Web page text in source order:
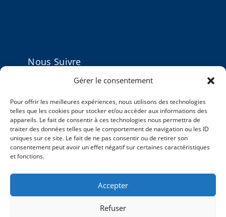
Gérer le consentement
Pour offrir les meilleures expériences, nous utilisons des technologies
telles que les cookies pour stocker et/ou accéder aux informations des
appareils. Le fait de consentir à ces technologies nous permettra de
traiter des données telles que le comportement de navigation ou les ID
uniques sur ce site. Le fait de ne pas consentir ou de retirer son
consentement peut avoir un effet négatif sur certaines caractéristiques
et fonctions.
Accepter
Refuser
Nous Suivre
Actualités
5ème Journée Scientifique 2025 du CMHP
Hommage au Docteur Pierre Elbaz, professeur